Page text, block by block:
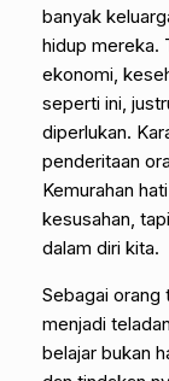
banyak
hidup mereka.
ekonomi,
seperti ini,
diperlukan.
penderitaan
Kemurahan
kesusahan,
dalam diri kita.
Sebagai orang
menjadi
belajar bukan